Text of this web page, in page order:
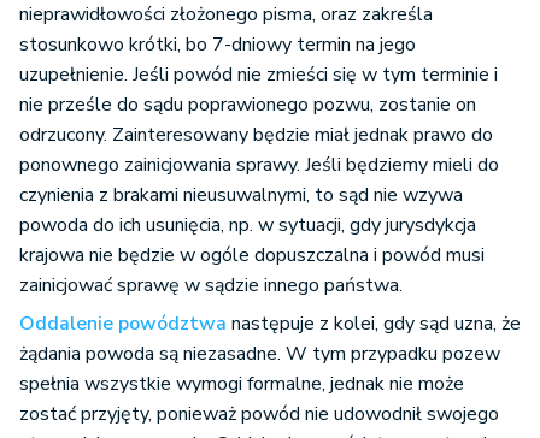
nieprawidłowości złożonego pisma, oraz zakreśla
stosunkowo krótki, bo 7-dniowy termin na jego
uzupełnienie. Jeśli powód nie zmieści się w tym terminie i
nie prześle do sądu poprawionego pozwu, zostanie on
odrzucony. Zainteresowany będzie miał jednak prawo do
ponownego zainicjowania sprawy. Jeśli będziemy mieli do
czynienia z brakami nieusuwalnymi, to sąd nie wzywa
powoda do ich usunięcia, np. w sytuacji, gdy jurysdykcja
krajowa nie będzie w ogóle dopuszczalna i powód musi
zainicjować sprawę w sądzie innego państwa.
Oddalenie powództwa następuje z kolei, gdy sąd uzna, że
żądania powoda są niezasadne. W tym przypadku pozew
spełnia wszystkie wymogi formalne, jednak nie może
zostać przyjęty, ponieważ powód nie udowodnił swojego